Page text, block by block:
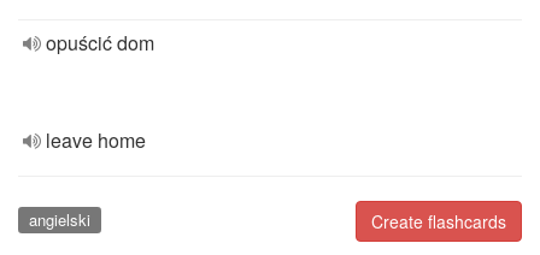
opuścić dom
leave home
Create flashcards
angielski